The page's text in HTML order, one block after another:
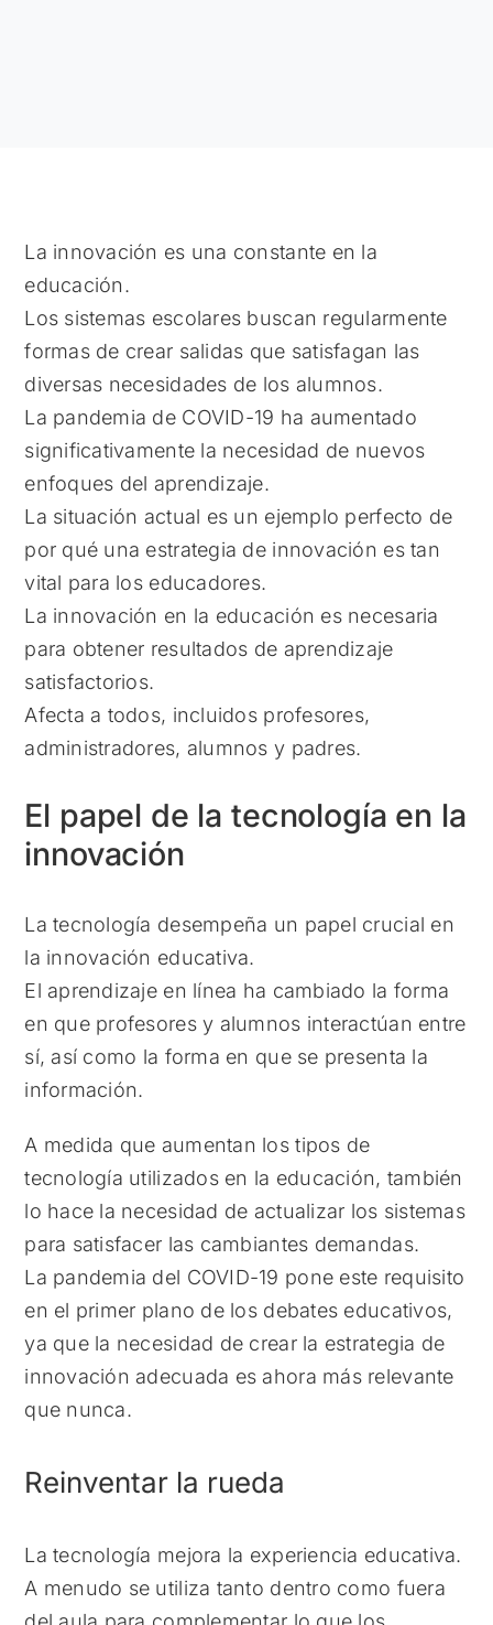
La innovación es una constante en la
educación.
Los sistemas escolares buscan regularmente
formas de crear salidas que satisfagan las
diversas necesidades de los alumnos.
La pandemia de COVID-19 ha aumentado
significativamente la necesidad de nuevos
enfoques del aprendizaje.
La situación actual es un ejemplo perfecto de
por qué una estrategia de innovación es tan
vital para los educadores.
La innovación en la educación es necesaria
para obtener resultados de aprendizaje
satisfactorios.
Afecta a todos, incluidos profesores,
administradores, alumnos y padres.
El papel de la tecnología en la
innovación
La tecnología desempeña un papel crucial en
la innovación educativa.
El aprendizaje en línea ha cambiado la forma
en que profesores y alumnos interactúan entre
sí, así como la forma en que se presenta la
información.
A medida que aumentan los tipos de
tecnología utilizados en la educación, también
lo hace la necesidad de actualizar los sistemas
para satisfacer las cambiantes demandas.
La pandemia del COVID-19 pone este requisito
en el primer plano de los debates educativos,
ya que la necesidad de crear la estrategia de
innovación adecuada es ahora más relevante
que nunca.
Reinventar la rueda
La tecnología mejora la experiencia educativa.
A menudo se utiliza tanto dentro como fuera